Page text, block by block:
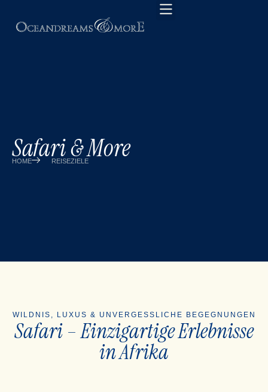
Safari & More
HOME REISEZIELE
WILDNIS, LUXUS & UNVERGESSLICHE BEGEGNUNGEN
Safari – Einzigartige Erlebnisse
in Afrika